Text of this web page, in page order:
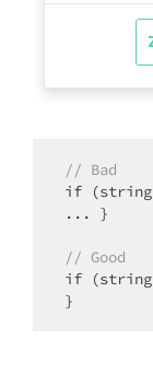
// Bad
if
... }
// Good
if